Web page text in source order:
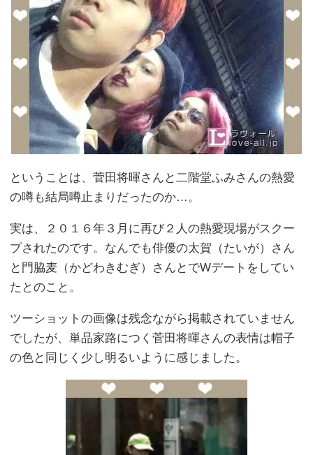
ということは、菅田将暉さんと二階堂ふみさんの熱愛
の噂も結局噂止まりだったのか…。
実は、２０１６年３月に再び２人の熱愛現場がスクー
プされたのです。なんでも俳優の太賀（たいが）さん
と門脇麦（かどわきむぎ）さんとでWデートをしてい
たとのこと。
ツーショットの画像は残念ながら掲載されていません
でしたが、単品家路につく菅田将暉さんの表情は帽子
の色と同じく少し明るいように感じました。